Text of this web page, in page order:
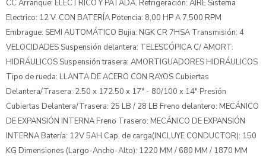
CC Arranque: ELÉCTRICO Y PATADA. Refrigeración: AIRE Sistema
Electrico: 12 V. CON BATERÍA Potencia: 8,00 HP A 7,500 RPM
Embrague: SEMI AUTOMÁTICO Bujia: NGK CR 7HSA Transmisión: 4
VELOCIDADES Suspensión delantera: TELESCÓPICA C/ AMORT.
HIDRÁULICOS Suspensión trasera: AMORTIGUADORES HIDRÁULICOS
Tipo de rueda: LLANTA DE ACERO CON RAYOS Cubiertas
Delantera/Trasera: 2.50 x 172.50 x 17" - 80/100 x 14" Presión
Cubiertas Delantera/Trasera: 25 LB / 28 LB Freno delantero: MECÁNICO
DE EXPANSIÓN INTERNA Freno Trasero: MECÁNICO DE EXPANSIÓN
INTERNA Batería: 12V 5AH Cap. de carga(INCLUYE CONDUCTOR): 150
KG Dimensiones (Largo-Ancho-Alto): 1220 MM / 680 MM / 1870 MM